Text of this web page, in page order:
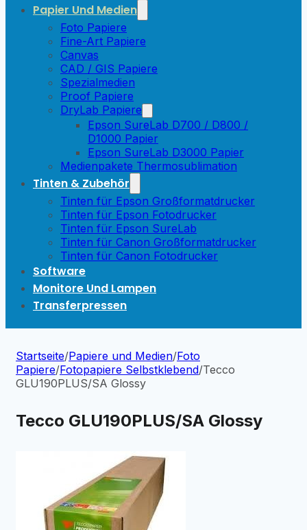
Papier Und Medien
Foto Papiere
Fine-Art Papiere
Canvas
CAD / GIS Papiere
Spezialmedien
Proof Papiere
DryLab Papiere
Epson SureLab D700 / D800 /
D1000 Papier
Epson SureLab D3000 Papier
Medienpakete Thermosublimation
Tinten & Zubehör
Tinten für Epson Großformatdrucker
Tinten für Epson Fotodrucker
Tinten für Epson SureLab
Tinten für Canon Großformatdrucker
Tinten für Canon Fotodrucker
Software
Monitore Und Lampen
Transferpressen
Startseite/Papiere und Medien/Foto
Papiere/Fotopapiere Selbstklebend/Tecco
GLU190PLUS/SA Glossy
Tecco GLU190PLUS/SA Glossy